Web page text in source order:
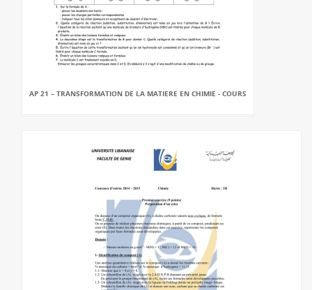
AP 21 – TRANSFORMATION DE LA MATIERE EN CHIMIE - COURS